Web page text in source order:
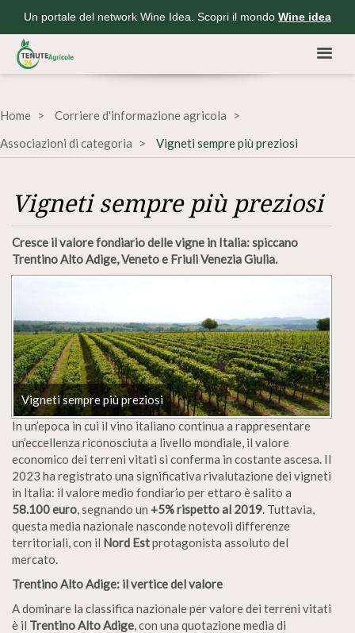
Un portale del network Wine Idea. Scopri il mondo Wine idea
Home
Corriere d'informazione agricola
Associazioni di categoria
Vigneti sempre più preziosi
Vigneti sempre più preziosi
Cresce il valore fondiario delle vigne in Italia: spiccano
Trentino Alto Adige, Veneto e Friuli Venezia Giulia.
Vigneti sempre più preziosi
In un’epoca in cui il vino italiano continua a rappresentare
un’eccellenza riconosciuta a livello mondiale, il valore
economico dei terreni vitati si conferma in costante ascesa. Il
2023 ha registrato una significativa rivalutazione dei vigneti
in Italia: il valore medio fondiario per ettaro è salito a
58.100 euro, segnando un +5% rispetto al 2019. Tuttavia,
questa media nazionale nasconde notevoli differenze
territoriali, con il Nord Estprotagonista assoluto del
mercato.
Trentino Alto Adige: il vertice del valore
A dominare la classifica nazionale per valore dei terreni vitati
è il Trentino Alto Adige, con una quotazione media di